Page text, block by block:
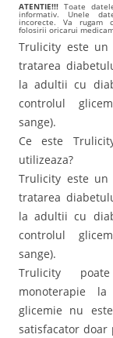
ATENTIE!!! Toate
informativ. Unele
incorecte. Va rugam
folosirii oricarui
Trulicity este un
tratarea
la adultii cu
controlul
sange).
Ce este
utilizeaza?
Trulicity este un
tratarea
la adultii cu
controlul
sange).
Trulicity
monoterapie
glicemie nu
satisfacator